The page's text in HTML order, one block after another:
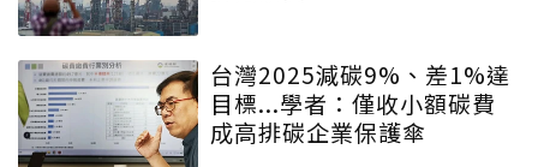
台灣2025減碳9%、差1%達
目標...學者：僅收小額碳費
成高排碳企業保護傘